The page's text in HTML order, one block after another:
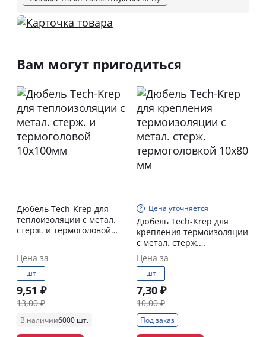
Вам могут пригодиться
Дюбель Tech-Krep для
теплоизоляции с метал.
стерж. и термоголовой
Цена за
шт
9,51 ₽
13,00 ₽
В наличии6000 шт.
Цена уточняется
Дюбель Tech-Krep для
крепления термоизоляции
с метал. стерж.
термоголовкой 10х80 мм
Цена за
шт
7,30 ₽
10,00 ₽
Под заказ